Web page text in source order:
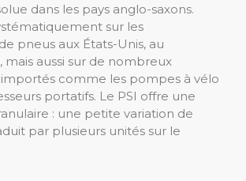
dans les pays anglo-saxons.
sur les
pneus aux États-Unis, au
mais aussi sur de nombreux
comme les pompes à vélo
portatifs. Le PSI offre une
: une petite variation de
par plusieurs unités sur le